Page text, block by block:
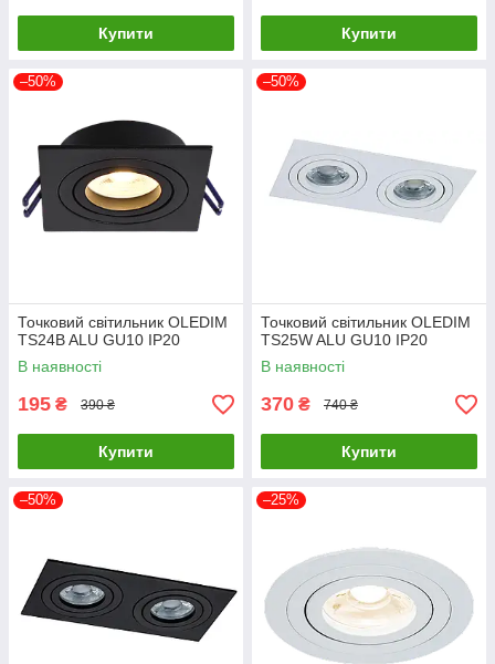
Купити Купити
–50%
Точковий світильник OLEDIM
TS24B ALU GU10 IP20
В наявності
195 ₴ 390 ₴
Купити
–50%
Точковий світильник OLEDIM
TS25W ALU GU10 IP20
В наявності
370 ₴ 740 ₴
Купити
–50% –25%